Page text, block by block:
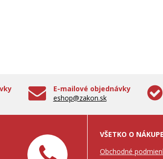
E-mailové objednávky
eshop@zakon.sk
VŠETKO O NÁKUPE
Obchodné